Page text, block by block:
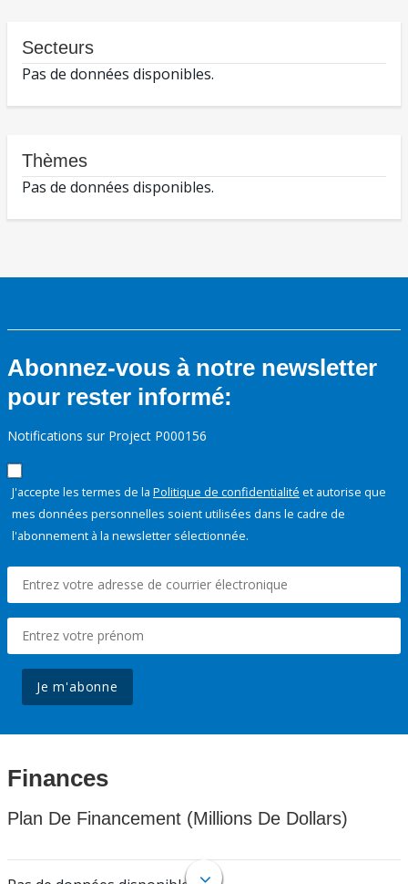
Secteurs
Pas de données disponibles.
Thèmes
Pas de données disponibles.
Abonnez-vous à notre newsletter
pour rester informé:
Notifications sur Project P000156
J'accepte les termes de la Politique de confidentialité et autorise que
mes données personnelles soient utilisées dans le cadre de
l'abonnement à la newsletter sélectionnée.
Je m'abonne
Finances
Plan De Financement (Millions De Dollars)